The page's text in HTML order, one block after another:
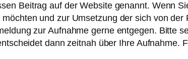
Beitrag auf der Website genannt. Wenn
und zur Umsetzung der sich von der
zur Aufnahme gerne entgegen. Bitte
dann zeitnah über Ihre Aufnahme.